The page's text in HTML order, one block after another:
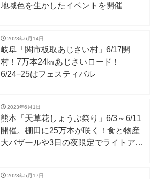
地域色を生かしたイベントを開催
2023年6月14日
岐阜「関市板取あじさい村」6/17開
村！7万本24㎞あじさいロード！
6/24−25はフェスティバル
2023年6月1日
熊本「天草花しょうぶ祭り」6/3～6/11
開催。棚田に25万本が咲く！食と物産
大バザールや3日の夜限定でライトアッ
2023年5月17日